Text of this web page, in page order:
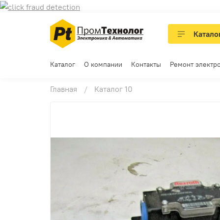
Каталог О компании Контакты Ремонт
Главная Каталог 10